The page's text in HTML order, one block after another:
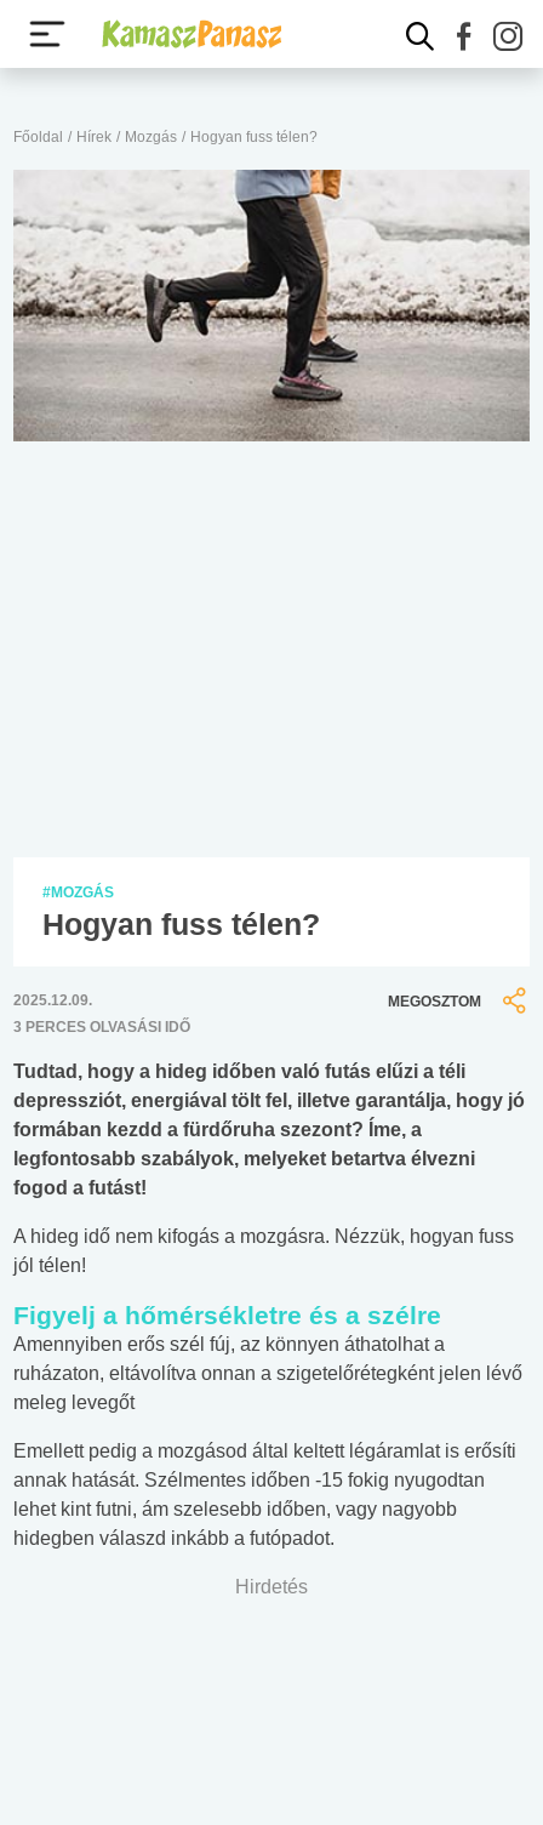
Főoldal / Hírek / Mozgás / Hogyan fuss télen?
#MOZGÁS
Hogyan fuss télen?
2025.12.09.
3 PERCES OLVASÁSI IDŐ
MEGOSZTOM
Tudtad, hogy a hideg időben való futás elűzi a téli
depressziót, energiával tölt fel, illetve garantálja, hogy jó
formában kezdd a fürdőruha szezont? Íme, a
legfontosabb szabályok, melyeket betartva élvezni
fogod a futást!
A hideg idő nem kifogás a mozgásra. Nézzük, hogyan fuss
jól télen!
Figyelj a hőmérsékletre és a szélre
Amennyiben erős szél fúj, az könnyen áthatolhat a
ruházaton, eltávolítva onnan a szigetelőrétegként jelen lévő
meleg levegőt
Emellett pedig a mozgásod által keltett légáramlat is erősíti
annak hatását. Szélmentes időben -15 fokig nyugodtan
lehet kint futni, ám szelesebb időben, vagy nagyobb
hidegben válaszd inkább a futópadot.
Hirdetés